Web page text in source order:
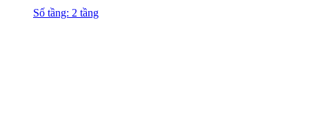
Số tầng: 2 tầng